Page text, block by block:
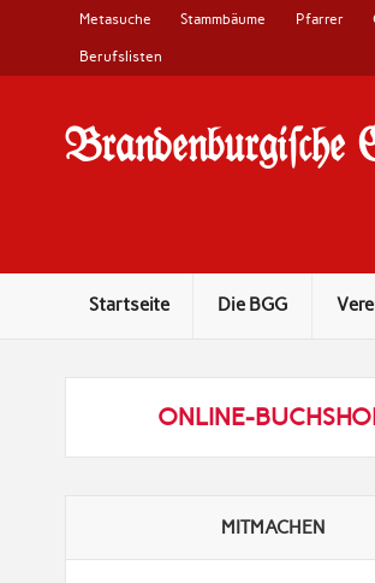
Metasuche Stammbäume Pfarrer
Berufslisten
Brandenburgi#che
Startseite Die BGG
ONLINE-
MITMACHEN